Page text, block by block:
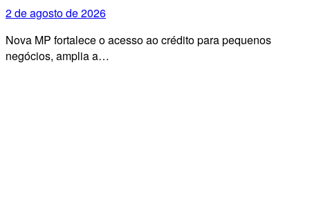
2 de agosto de 2026
Nova MP fortalece o acesso ao crédito para pequenos
negócios, amplia a…